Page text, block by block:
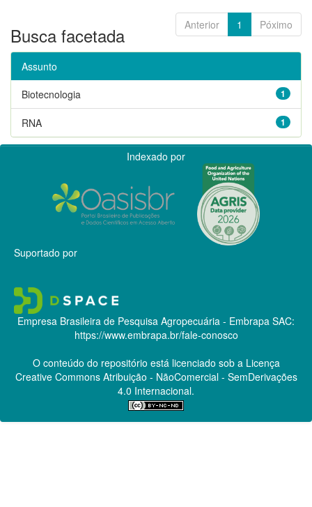
Anterior 1 Póximo
Busca facetada
Assunto
1
Biotecnologia
1
RNA
Indexado por
Suportado por
Empresa Brasileira de Pesquisa Agropecuária - Embrapa SAC:
https://www.embrapa.br/fale-conosco
O conteúdo do repositório está licenciado sob a Licença
Creative CommonsAtribuição - NãoComercial - SemDerivações
4.0 Internacional.